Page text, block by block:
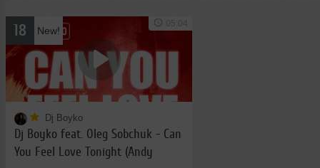
18 New!
Dj Boyko
Dj Boyko feat. Oleg Sobchuk - Can
You Feel Love Tonight (Andy
05:04